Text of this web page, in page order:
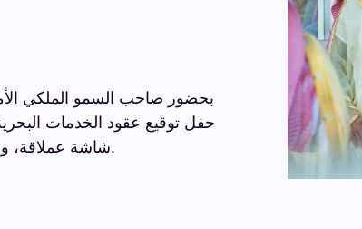
بحضور صاحب السمو الملكي
الشرقية ، مع خيام فاخرة، كراسي VIP، شاشة عملاقة، وسجاد فاخر بتفاصيل راقية.